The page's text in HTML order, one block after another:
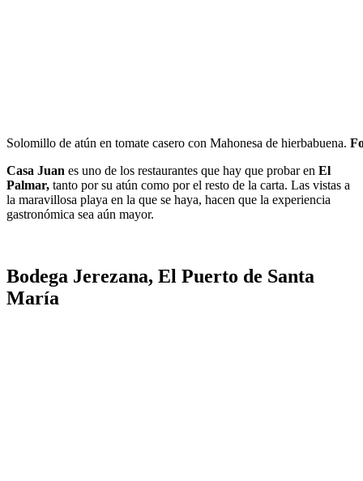
Solomillo de atún en tomate casero con Mahonesa de hierbabuena.
Casa Juan es uno de los restaurantes que hay que probar en El
Palmar, tanto por su atún como por el resto de la carta. Las vistas a
la maravillosa playa en la que se haya, hacen que la experiencia
gastronómica sea aún mayor.
Bodega Jerezana, El Puerto de Santa
María